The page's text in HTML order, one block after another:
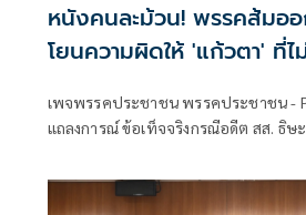
หนังคนละม้วน! พรรคส้มอ
โยนความผิดให้ 'แก้วตา' ที่ไ
เพจพรรคประชาชน พรรคประชาชน -
แถลงการณ์ ข้อเท็จจริงกรณีอดีต สส. ธิษะณา ชุณหะวัณ เปิดเผย